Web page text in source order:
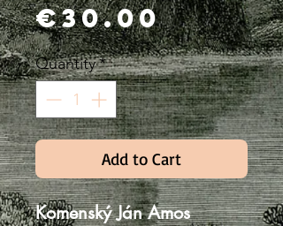
€30.00Price
Quantity*
Add to Cart
Komenský Ján Amos